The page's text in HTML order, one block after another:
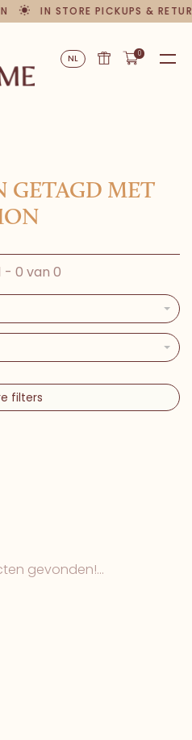
IN STORE PICKUPS &
NL 0
GETAGD MET
- 0 van 0
filters
gevonden!...